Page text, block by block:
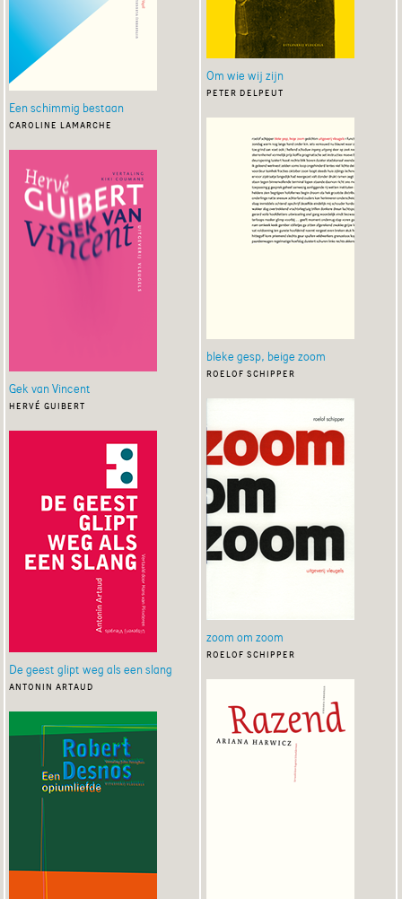
Een schimmig bestaan
caroline lamarche
Gek van Vincent
hervé guibert
De geest glipt weg als een slang
antonin artaud
Om wie wij zijn
peter delpeut
bleke gesp, beige zoom
roelof schipper
zoom om zoom
roelof schipper